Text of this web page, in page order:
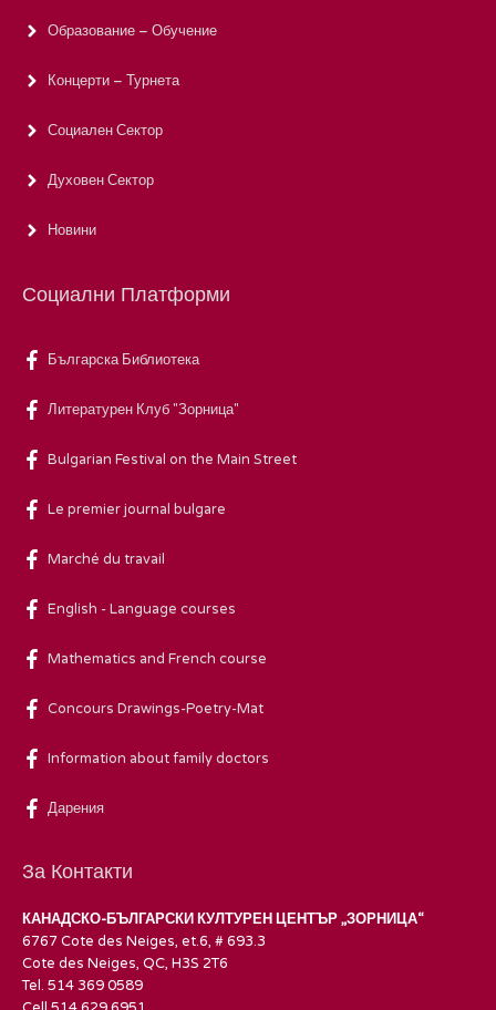
Образование – Обучение
Концерти – Турнета
Социален Сектор
Духовен Сектор
Новини
Социални Платформи
Българска Библиотека
Литературен Клуб "Зорница"
Bulgarian Festival on the Main Street
Le premier journal bulgare
Marché du travail
English - Language courses
Mathematics and French course
Concours Drawings-Poetry-Mat
Information about family doctors
Дарения
За Контакти
КАНАДСКО-БЪЛГАРСКИ КУЛТУРЕН ЦЕНТЪР „ЗОРНИЦА“
6767 Cote des Neiges, et.6, # 693.3
Cote des Neiges, QC, H3S 2T6
Tel. 514 369 0589